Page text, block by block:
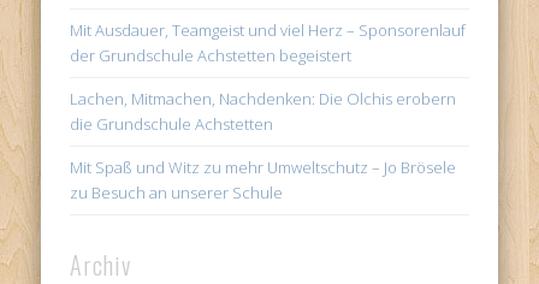
Mit Ausdauer, Teamgeist und viel Herz – Sponsorenlauf
der Grundschule Achstetten begeistert
Lachen, Mitmachen, Nachdenken: Die Olchis erobern
die Grundschule Achstetten
Mit Spaß und Witz zu mehr Umweltschutz – Jo Brösele
zu Besuch an unserer Schule
Archiv